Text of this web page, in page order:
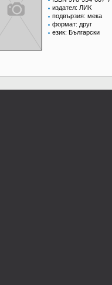
издател: ЛИК
подвързия: мека
формат: друг
език: Български